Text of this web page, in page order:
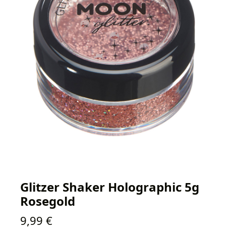
Glitzer Shaker Holographic 5g
Rosegold
Regulärer Preis:
9,99 €